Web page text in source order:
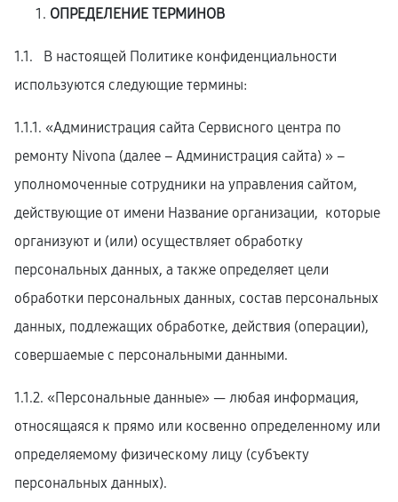
ОПРЕДЕЛЕНИЕ ТЕРМИНОВ
1.1. В настоящей Политике конфиденциальности
используются следующие термины:
1.1.1. «Администрация сайта Сервисного центра по
ремонту Nivona (далее – Администрация сайта) » –
уполномоченные сотрудники на управления сайтом,
действующие от имени Название организации, которые
организуют и (или) осуществляет обработку
персональных данных, а также определяет цели
обработки персональных данных, состав персональных
данных, подлежащих обработке, действия (операции),
совершаемые с персональными данными.
1.1.2. «Персональные данные» — любая информация,
относящаяся к прямо или косвенно определенному или
определяемому физическому лицу (субъекту
персональных данных).